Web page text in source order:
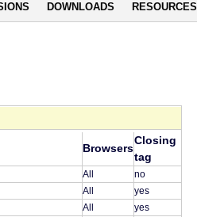
DOWNLOADS RESOURCES
Browsers
Closing
tag
All
no
All
yes
All
yes